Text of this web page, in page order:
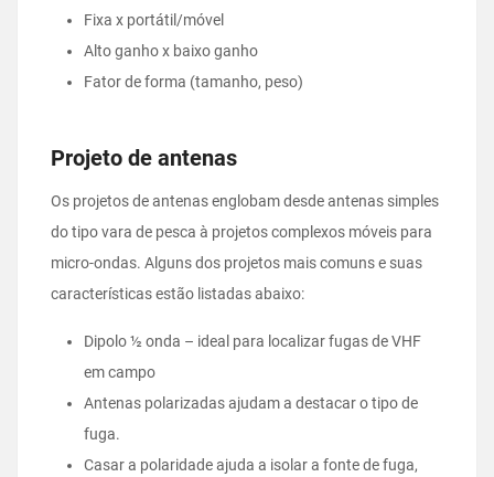
Fixa x portátil/móvel
Alto ganho x baixo ganho
Fator de forma (tamanho, peso)
Projeto de antenas
Os projetos de antenas englobam desde antenas simples
do tipo vara de pesca à projetos complexos móveis para
micro-ondas. Alguns dos projetos mais comuns e suas
características estão listadas abaixo:
Dipolo ½ onda – ideal para localizar fugas de VHF
em campo
Antenas polarizadas ajudam a destacar o tipo de
fuga.
Casar a polaridade ajuda a isolar a fonte de fuga,